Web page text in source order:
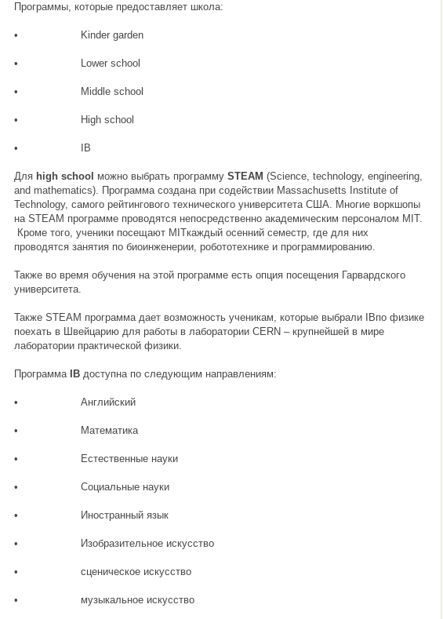
Программы, которые предоставляет школа:
• Kinder garden
• Lower school
• Middle school
• High school
• IB
Для high school можно выбрать программу STEAM (Science, technology, engineering,
and mathematics). Программа создана при содействии Massachusetts Institute of
Technology, самого рейтингового технического университета США. Многие воркшопы
на STEAM программе проводятся непосредственно академическим персоналом MIT.
Кроме того, ученики посещают MITкаждый осенний семестр, где для них
проводятся занятия по биоинженерии, робототехнике и программированию.
Также во время обучения на этой программе есть опция посещения Гарвардского
университета.
Также STEAM программа дает возможность ученикам, которые выбрали IBпо физике
поехать в Швейцарию для работы в лаборатории CERN – крупнейшей в мире
лаборатории практической физики.
Программа IB доступна по следующим направлениям:
• Английский
• Математика
• Естественные науки
• Социальные науки
• Иностранный язык
• Изобразительное искусство
• сценическое искусство
• музыкальное искусство